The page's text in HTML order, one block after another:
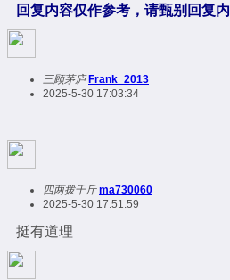
回复内容仅作参考，请甄别回复
三顾茅庐 Frank_2013
2025-5-30 17:03:34
四两拨千斤 ma730060
2025-5-30 17:51:59
挺有道理